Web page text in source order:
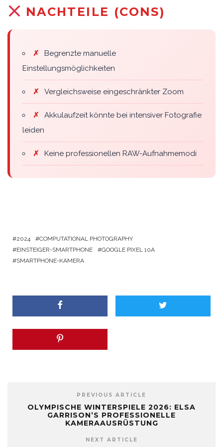
NACHTEILE (CONS)
✗
Begrenzte manuelle
Einstellungsmöglichkeiten
✗ Vergleichsweise eingeschränkter Zoom
✗
Akkulaufzeit könnte bei intensiver Fotografie
leiden
✗ Keine professionellen RAW-Aufnahmemodi
2024
COMPUTATIONAL PHOTOGRAPHY
EINSTEIGER-SMARTPHONE
GOOGLE PIXEL 10A
SMARTPHONE-KAMERA
PREVIOUS ARTICLE
OLYMPISCHE WINTERSPIELE 2026: ELSA
GARRISON’S PROFESSIONELLE
KAMERAAUSRÜSTUNG
NEXT ARTICLE